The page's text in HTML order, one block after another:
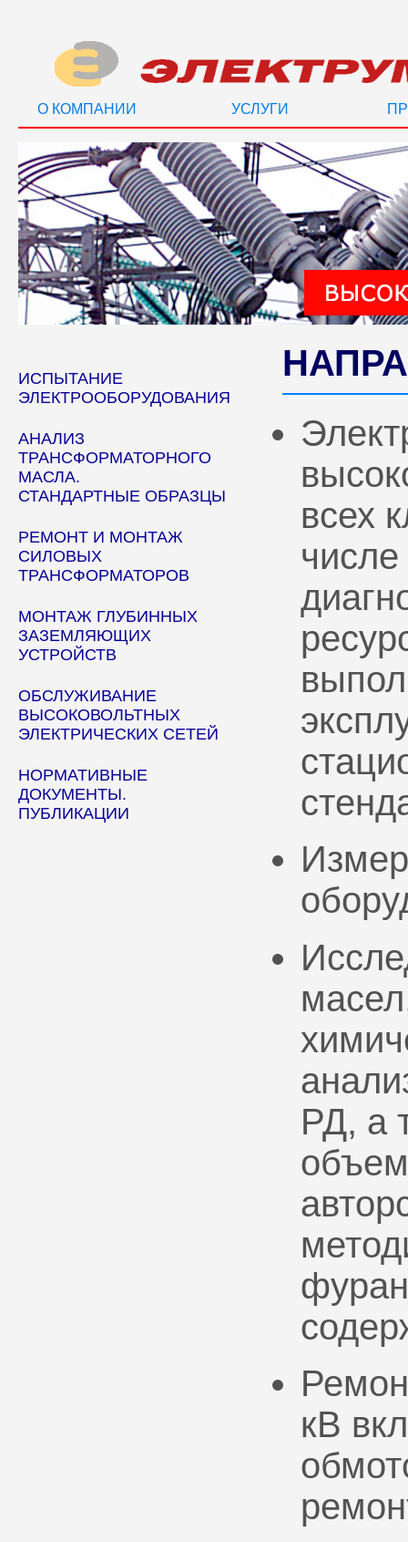
О КОМПАНИИ УСЛУГИ
ИСПЫТАНИЕ
ЭЛЕКТРООБОРУДОВАНИЯ
АНАЛИЗ
ТРАНСФОРМАТОРНОГО
МАСЛА.
СТАНДАРТНЫЕ ОБРАЗЦЫ
РЕМОНТ И МОНТАЖ
СИЛОВЫХ
ТРАНСФОРМАТОРОВ
МОНТАЖ ГЛУБИННЫХ
ЗАЗЕМЛЯЮЩИХ
УСТРОЙСТВ
ОБСЛУЖИВАНИЕ
ВЫСОКОВОЛЬТНЫХ
ЭЛЕКТРИЧЕСКИХ СЕТЕЙ
НОРМАТИВНЫЕ
ДОКУМЕНТЫ.
ПУБЛИКАЦИИ
всех
РД, а
кВ